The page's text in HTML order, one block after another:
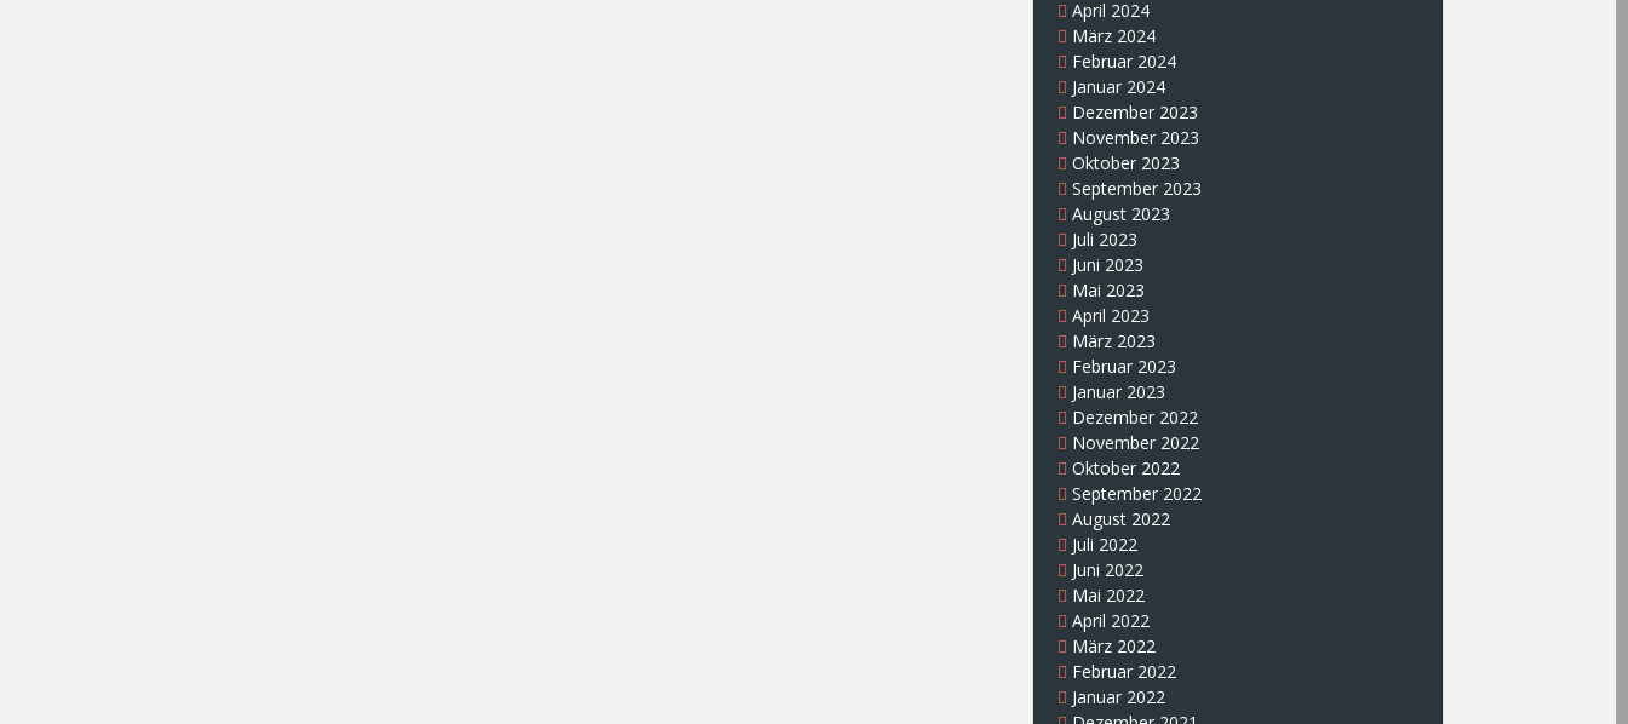
April 2024
März 2024
Februar 2024
Januar 2024
Dezember 2023
November 2023
Oktober 2023
September 2023
August 2023
Juli 2023
Juni 2023
Mai 2023
April 2023
März 2023
Februar 2023
Januar 2023
Dezember 2022
November 2022
Oktober 2022
September 2022
August 2022
Juli 2022
Juni 2022
Mai 2022
April 2022
März 2022
Februar 2022
Januar 2022